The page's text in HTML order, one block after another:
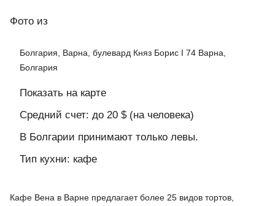
Фото из
Болгария, Варна, булевард Княз Борис I 74 Варна,
Болгария
Показать на карте
Средний счет: до 20 $ (на человека)
В Болгарии принимают только левы.
Тип кухни: кафе
Кафе Вена в Варне предлагает более 25 видов тортов,